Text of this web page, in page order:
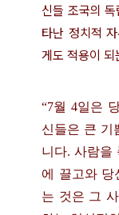
신들 조국의
타난 정치적
게도 적용이 되
“7월 4일은
신들은 큰 기
니다. 사람을
에 끌고와 당
는 것은 그